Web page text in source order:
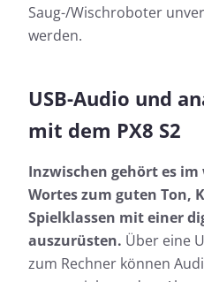
Saug-/Wischroboter
werden.
USB-Audio und
mit dem PX8 S2
Inzwischen gehört es
Wortes zum guten Ton,
Spielklassen mit einer
auszurüsten. Über eine
zum Rechner können